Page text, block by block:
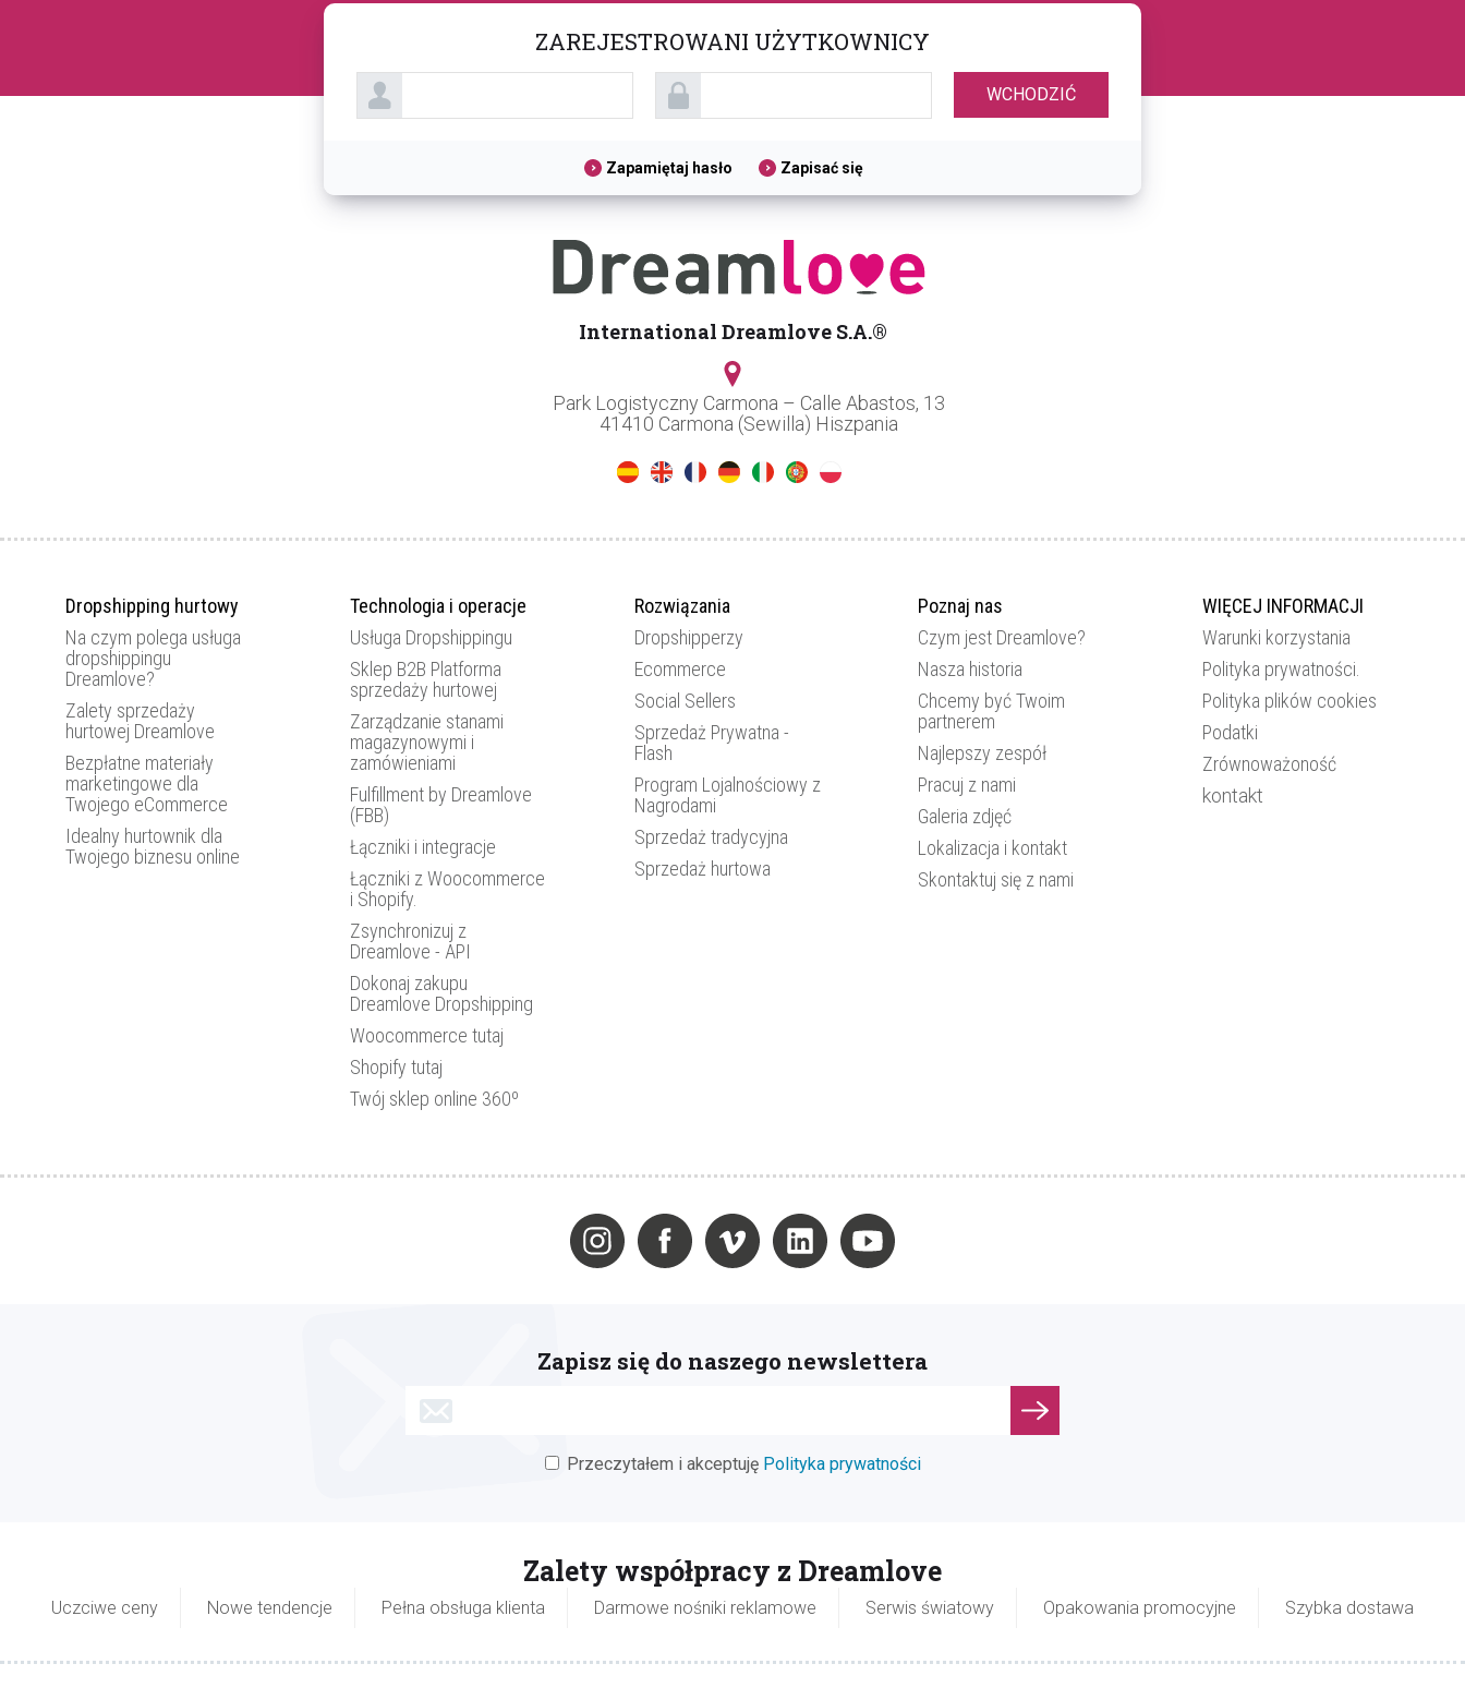
ZAREJESTROWANI UŻYTKOWNICY
Zapamiętaj hasło Zapisać się
International Dreamlove S.A.®
Park Logistyczny Carmona – Calle Abastos, 13
41410 Carmona (Sewilla) Hiszpania
Dropshipping hurtowy
Na czym polega usługa
dropshippingu
Dreamlove?
Zalety sprzedaży
hurtowej Dreamlove
Bezpłatne materiały
marketingowe dla
Twojego eCommerce
Idealny hurtownik dla
Twojego biznesu online
Technologia i operacje
Usługa Dropshippingu
Sklep B2B Platforma
sprzedaży hurtowej
Zarządzanie stanami
magazynowymi i
zamówieniami
Fulfillment by Dreamlove
(FBB)
Łączniki i integracje
Łączniki z Woocommerce
i Shopify.
Zsynchronizuj z
Dreamlove - API
Dokonaj zakupu
Dreamlove Dropshipping
Woocommerce tutaj
Shopify tutaj
Twój sklep online 360º
Rozwiązania
Dropshipperzy
Ecommerce
Social Sellers
Sprzedaż Prywatna -
Flash
Program Lojalnościowy z
Nagrodami
Sprzedaż tradycyjna
Sprzedaż hurtowa
Poznaj nas
Czym jest Dreamlove?
Nasza historia
Chcemy być Twoim
partnerem
Najlepszy zespół
Pracuj z nami
Galeria zdjęć
Lokalizacja i kontakt
Skontaktuj się z nami
WIĘCEJ INFORMACJI
Warunki korzystania
Polityka prywatności.
Polityka plików cookies
Podatki
Zrównoważoność
kontakt
Zapisz się do naszego newslettera
Przeczytałem i akceptuję Polityka prywatności
Zalety współpracy z Dreamlove
Uczciwe ceny Nowe tendencje Pełna obsługa klienta Darmowe nośniki reklamowe Serwis światowy Opakowania promocyjne Szybka dostawa